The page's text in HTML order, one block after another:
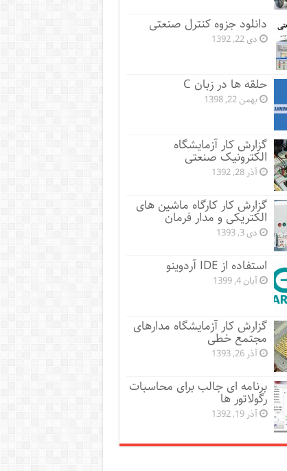
دانلود جزوه کنترل صنعتی
دی 22, 1392
حلقه ها در زبان C
بهمن 22, 1398
گزارش کار آزمایشگاه
الکترونیک صنعتی
آذر 28, 1392
گزارش کار کارگاه ماشین های
الکتریکی و مدار فرمان
دی 3, 1393
استفاده از IDE آردوینو
آبان 4, 1399
گزارش کار آزمایشگاه مدارهای
مجتمع خطی
آذر 26, 1393
برنامه ای جالب برای محاسبات
رگولاتور ها
آذر 19, 1392